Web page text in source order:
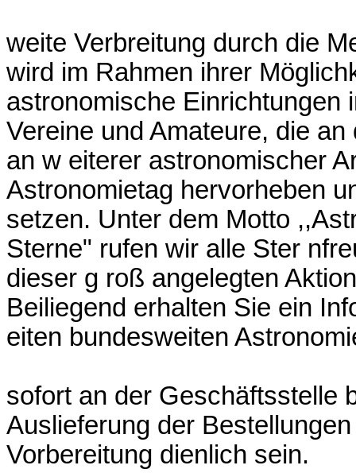
weite Verbreitung durch die
wird im Rahmen ihrer
astronomische Einrichtungen
Vereine und Amateure, die
an w eiterer astronomischer
Astronomietag hervorheben
setzen. Unter dem Motto
Sterne" rufen wir alle Ster
dieser g roß angelegten
Beiliegend erhalten Sie ein
eiten bundesweiten
sofort an der Geschäftsstelle
Auslieferung der
Vorbereitung dienlich sein.